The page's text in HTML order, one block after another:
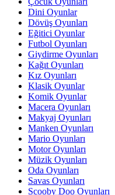
Dini Oyunlar
Dövüş Oyunları
Eğitici Oyunlar
Futbol Oyunları
Giydirme Oyunları
Kağıt Oyunları
Kız Oyunları
Klasik Oyunlar
Komik Oyunlar
Macera Oyunları
Makyaj Oyunları
Manken Oyunları
Mario Oyunları
Motor Oyunları
Müzik Oyunları
Oda Oyunları
Savas Oyunları
Scooby Doo Oyunları